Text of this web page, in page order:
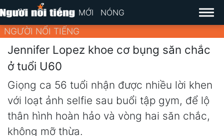
MỚI NÓNG
NGƯỜI NỔI TIẾNG
Jennifer Lopez khoe cơ bụng săn chắc
ở tuổi U60
Giọng ca 56 tuổi nhận được nhiều lời khen
với loạt ảnh selfie sau buổi tập gym, để lộ
thân hình hoàn hảo và vòng hai săn chắc,
không mỡ thừa.